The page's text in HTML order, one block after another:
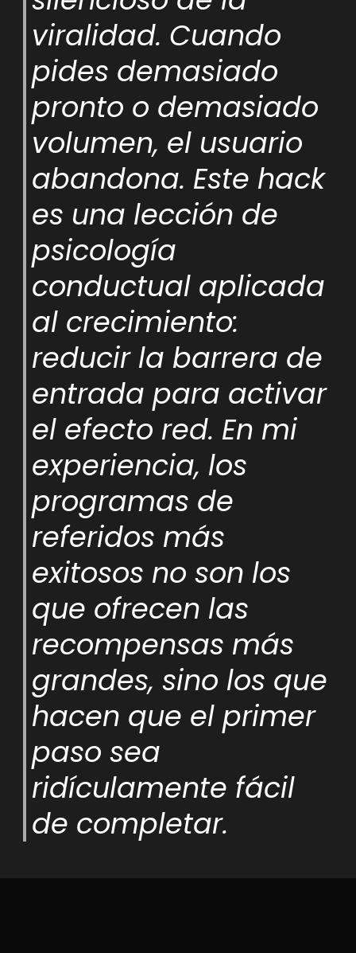
viralidad. Cuando
pides demasiado
pronto o demasiado
volumen, el usuario
abandona. Este hack
es una lección de
psicología
conductual aplicada
al crecimiento:
reducir la barrera de
entrada para activar
el efecto red. En mi
experiencia, los
programas de
referidos más
exitosos no son los
que ofrecen las
recompensas más
grandes, sino los que
hacen que el primer
paso sea
ridículamente fácil
de completar.